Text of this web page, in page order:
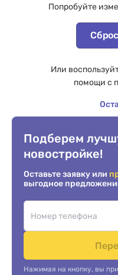
Попробуйте
Или
помощи с
Подберем
новостройке!
Оставьте заявку или
выгодное
Нажимая на кнопку, вы